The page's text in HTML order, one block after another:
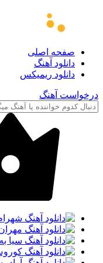
صفحه اصلی
دانلود آهنگ
دانلود ریمیکس
درخواست آهنگ